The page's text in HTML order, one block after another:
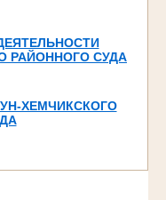
РАЙОННОГО СУДА
ХЕМЧИКСКОГО